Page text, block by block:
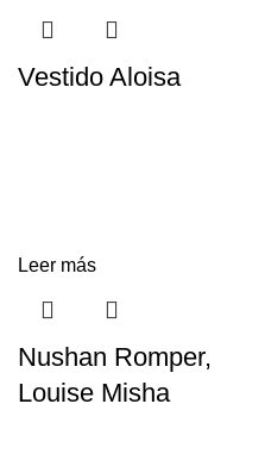
Vestido Aloisa
Leer más
Nushan Romper,
Louise Misha